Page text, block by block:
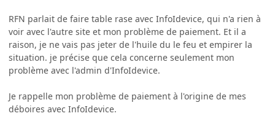
RFN parlait de faire table rase avec InfoIdevice, qui n'a rien à
voir avec l'autre site et mon problème de paiement. Et il a
raison, je ne vais pas jeter de l'huile du le feu et empirer la
situation. je précise que cela concerne seulement mon
problème avec l'admin d'InfoIdevice.
Je rappelle mon problème de paiement à l'origine de mes
déboires avec InfoIdevice.